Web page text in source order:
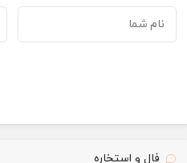
فال و استخاره